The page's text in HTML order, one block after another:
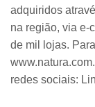
adquiridos
na região, via e-
de mil lojas.
redes sociais: